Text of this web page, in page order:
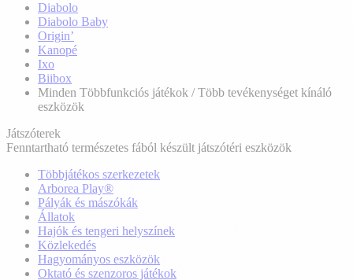
Diabolo
Diabolo Baby
Origin’
Kanopé
Ixo
Biibox
Minden Többfunkciós játékok / Több tevékenységet kínáló
eszközök
Játszóterek
Fenntartható természetes fából készült játszótéri eszközök
Többjátékos szerkezetek
Arborea Play®
Pályák és mászókák
Állatok
Hajók és tengeri helyszínek
Közlekedés
Hagyományos eszközök
Oktató és szenzoros játékok